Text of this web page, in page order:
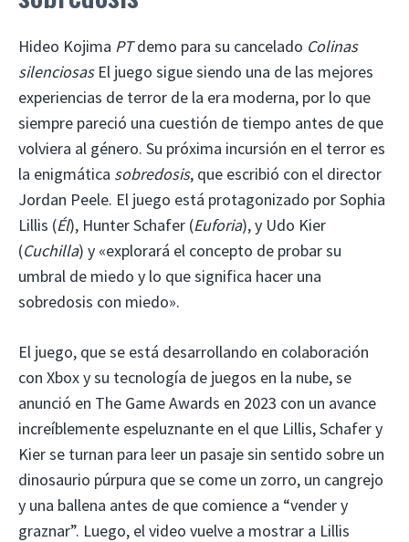
Hideo Kojima PTdemo para su cancelado Colinas
silenciosasEl juego sigue siendo una de las mejores
experiencias de terror de la era moderna, por lo que
siempre pareció una cuestión de tiempo antes de que
volviera al género. Su próxima incursión en el terror es
la enigmática sobredosis, que escribió con el director
Jordan Peele. El juego está protagonizado por Sophia
Lillis (Él), Hunter Schafer (Euforia), y Udo Kier
(Cuchilla) y «explorará el concepto de probar su
umbral de miedo y lo que significa hacer una
sobredosis con miedo».
El juego, que se está desarrollando en colaboración
con Xbox y su tecnología de juegos en la nube, se
anunció en The Game Awards en 2023 con un avance
increíblemente espeluznante en el que Lillis, Schafer y
Kier se turnan para leer un pasaje sin sentido sobre un
dinosaurio púrpura que se come un zorro, un cangrejo
y una ballena antes de que comience a “vender y
graznar”. Luego, el video vuelve a mostrar a Lillis